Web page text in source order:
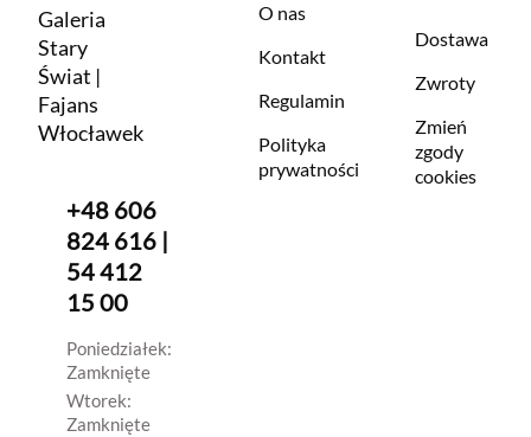
Galeria
Stary
Świat |
Fajans
Włocławek
+48 606
824 616 |
54 412
15 00
Poniedziałek:
Zamknięte
Wtorek:
Zamknięte
O nas
Kontakt
Regulamin
Polityka
prywatności
Dostawa
Zwroty
Zmień
zgody
cookies